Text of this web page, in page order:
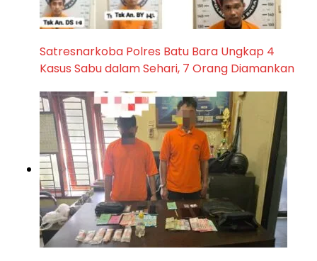
Satresnarkoba Polres Batu Bara Ungkap 4
Kasus Sabu dalam Sehari, 7 Orang Diamankan